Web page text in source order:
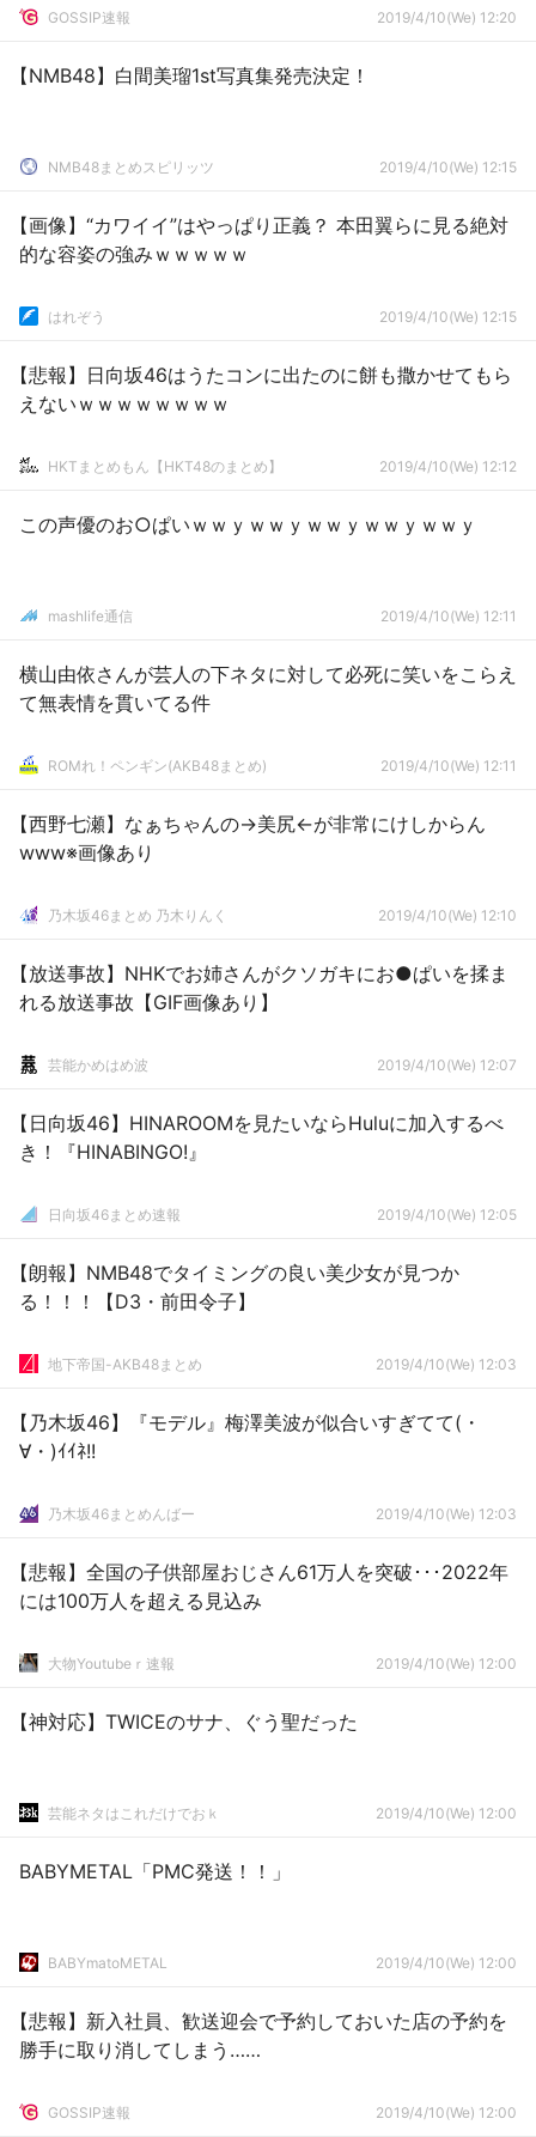
GOSSIP速報 2019/4/10(We) 12:20
【NMB48】白間美瑠1st写真集発売決定！
NMB48まとめスピリッツ 2019/4/10(We) 12:15
【画像】“カワイイ”はやっぱり正義？ 本田翼らに見る絶対
的な容姿の強みｗｗｗｗｗ
はれぞう 2019/4/10(We) 12:15
【悲報】日向坂46はうたコンに出たのに餅も撒かせてもら
えないｗｗｗｗｗｗｗｗ
HKTまとめもん【HKT48のまとめ】 2019/4/10(We) 12:12
この声優のお○ぱいｗｗｙｗｗｙｗｗｙｗｗｙｗｗｙ
mashlife通信 2019/4/10(We) 12:11
横山由依さんが芸人の下ネタに対して必死に笑いをこらえ
て無表情を貫いてる件
ROMれ！ペンギン(AKB48まとめ) 2019/4/10(We) 12:11
【西野七瀬】なぁちゃんの→美尻←が非常にけしからん
www※画像あり
乃木坂46まとめ 乃木りんく 2019/4/10(We) 12:10
【放送事故】NHKでお姉さんがクソガキにお●ぱいを揉ま
れる放送事故【GIF画像あり】
芸能かめはめ波 2019/4/10(We) 12:07
【日向坂46】HINAROOMを見たいならHuluに加入するべ
き！『HINABINGO!』
日向坂46まとめ速報 2019/4/10(We) 12:05
【朗報】NMB48でタイミングの良い美少女が見つか
る！！！【D3・前田令子】
地下帝国-AKB48まとめ 2019/4/10(We) 12:03
【乃木坂46】『モデル』梅澤美波が似合いすぎてて(・
∀・)ｲｲﾈ!!
乃木坂46まとめんばー 2019/4/10(We) 12:03
【悲報】全国の子供部屋おじさん61万人を突破･･･2022年
には100万人を超える見込み
大物Youtubeｒ速報 2019/4/10(We) 12:00
【神対応】TWICEのサナ、ぐう聖だった
芸能ネタはこれだけでおｋ 2019/4/10(We) 12:00
BABYMETAL「PMC発送！！」
BABYmatoMETAL 2019/4/10(We) 12:00
【悲報】新入社員、歓送迎会で予約しておいた店の予約を
勝手に取り消してしまう……
GOSSIP速報 2019/4/10(We) 12:00